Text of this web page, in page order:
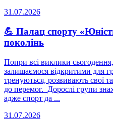
31.07.2026
💪 Палац спорту
поколінь
Попри всі виклики
залишаємося відкритими для
тренуються, розвивають свої
до перемог. Дорослі групи
адже спорт да ...
31.07.2026